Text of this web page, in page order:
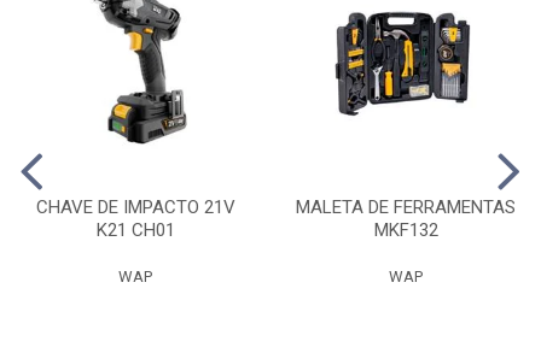
CHAVE DE IMPACTO 21V
K21 CH01
WAP
MALETA DE FERRAMENTAS
MKF132
WAP